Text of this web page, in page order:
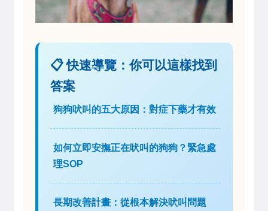
📋 快速導覽：你可以這樣找到
答案
狗狗吠叫的五大原因：對症下藥才有效
如何立即安撫正在吠叫的狗狗？緊急處
理SOP
長期改善計畫：從根本解決吠叫問題